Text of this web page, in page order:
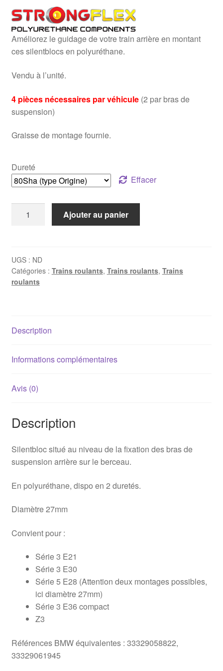
prix :
19,90€
à
Améliorez le guidage de votre train arrière en montant
ces silentblocs en polyuréthane.
Vendu à l’unité.
4 pièces nécessaires par véhicule(2 par bras de
suspension)
Graisse de montage fournie.
Dureté
Effacer
bras
de
suspension
E30
E28
Ajouter au panier
UGS : ND
Catégories : Trains roulants, Trains roulants, Trains
roulants
Description
Informations complémentaires
Avis (0)
Description
Silentbloc situé au niveau de la fixation des bras de
suspension arrière sur le berceau.
En polyuréthane, dispo en 2 duretés.
Diamètre 27mm
Convient pour :
Série 3 E21
Série 3 E30
Série 5 E28 (Attention deux montages possibles,
ici diamètre 27mm)
Série 3 E36 compact
Z3
Références BMW équivalentes : 33329058822,
33329061945